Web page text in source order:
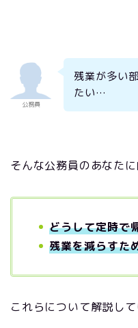
公務員
残業が多い
たい…
そんな公務員のあなた
どうして定時で
残業を減らすた
これらについて解説して